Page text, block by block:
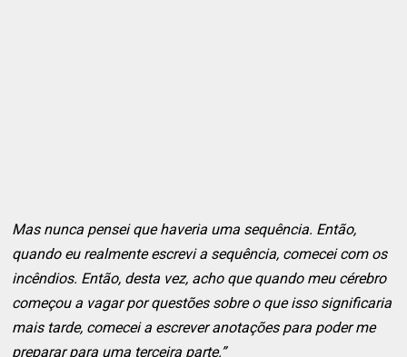
Mas nunca pensei que haveria uma sequência. Então,
quando eu realmente escrevi a sequência, comecei com os
incêndios. Então, desta vez, acho que quando meu cérebro
começou a vagar por questões sobre o que isso significaria
mais tarde, comecei a escrever anotações para poder me
preparar para uma terceira parte.”